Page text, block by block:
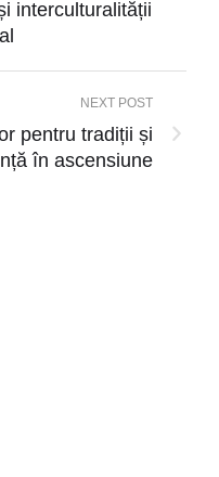
interculturalității
NEXT POST
pentru tradiții și
în ascensiune